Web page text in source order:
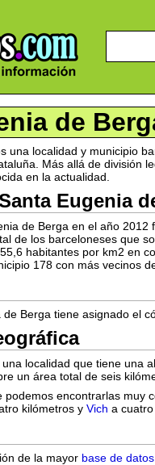
de
una localidad y municipio
Más allá de división
en la actualidad.
Eugenia
de Berga en el año
de los barceloneses que
habitantes por km2 en
178 con más vecinos
Berga tiene asignado el
localidad que tiene una
un área total de seis
podemos encontrarlas muy
kilómetros y Vich a
de la mayor base de datos